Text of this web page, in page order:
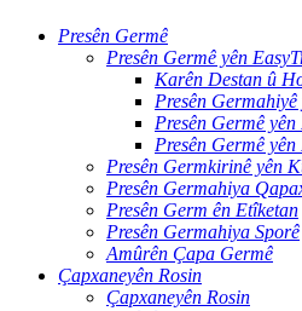
Presên Germê
Presên Germê yên
Karên Destan û
Presên
Presên Germê
Presên Germê
Presên Germkirinê yên
Presên Germahiya
Presên Germ ên Etîketan
Presên Germahiya Sporê
Amûrên Çapa Germê
Çapxaneyên Rosin
Çapxaneyên Rosin